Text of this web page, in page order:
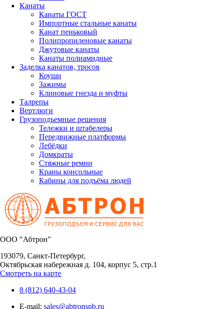
Канаты
Канаты ГОСТ
Импортные стальные канаты
Канат пеньковый
Полипропиленовые канаты
Джутовые канаты
Канаты полиамидные
Заделка канатов, тросов
Коуши
Зажимы
Клиновые гнезда и муфты
Талрепы
Вертлюги
Грузоподъемные решения
Тележки и штабелеры
Передвижные платформы
Лебёдки
Домкраты
Стяжные ремни
Краны консольные
Кабины для подъёма людей
OOO "Абтрон"
193079, Санкт-Петербург,
Октябрьская набережная д. 104, корпус 5, стр.1
Смотреть на карте
8 (812) 640-43-04
E-mail: sales@abtronspb.ru